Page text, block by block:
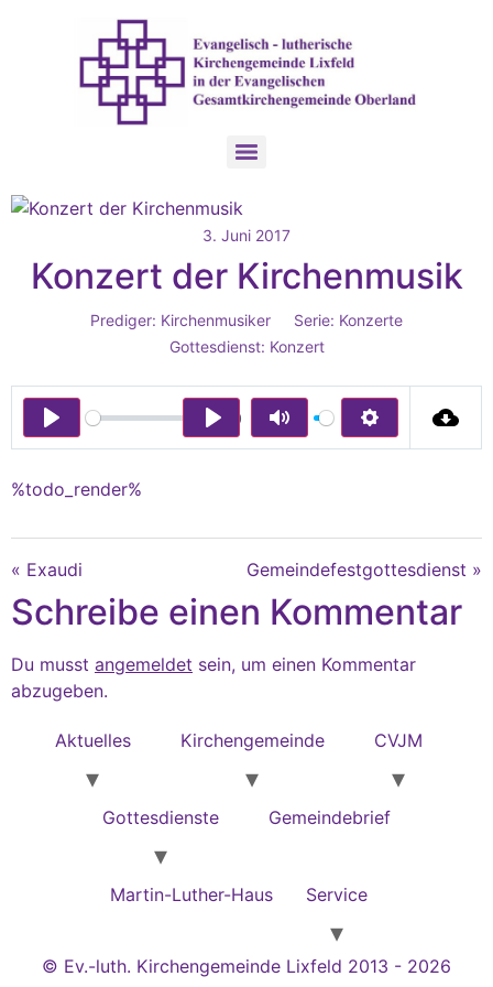
3. Juni 2017
Konzert der Kirchenmusik
Prediger: Kirchenmusiker Serie: Konzerte
Gottesdienst: Konzert
Play
00:00
Mute Settings
Play
%todo_render%
« Exaudi Gemeindefestgottesdienst »
Schreibe einen Kommentar
Du musst angemeldet sein, um einen Kommentar
abzugeben.
Aktuelles Kirchengemeinde CVJM
Gottesdienste Gemeindebrief
Martin-Luther-Haus Service
© Ev.-luth. Kirchengemeinde Lixfeld 2013 - 2026